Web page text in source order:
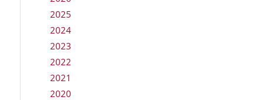
2025
2024
2023
2022
2021
2020